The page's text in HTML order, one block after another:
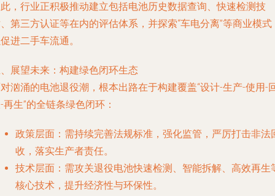
，行业正积极推动建立包括电池历史数据查询、快速检测技
第三方认证等在内的评估体系，并探索“车电分离”等商业模式
进二手车流通。
展望未来：构建绿色闭环生态
汹涌的电池退役潮，根本出路在于构建覆盖“设计-生产-使用-
再生”的全链条绿色闭环：
政策层面 ：需持续完善法规标准，强化监管，严厉打击非法
收，落实生产者责任。
技术层面 ：需攻关退役电池快速检测、智能拆解、高效再生
核心技术，提升经济性与环保性。